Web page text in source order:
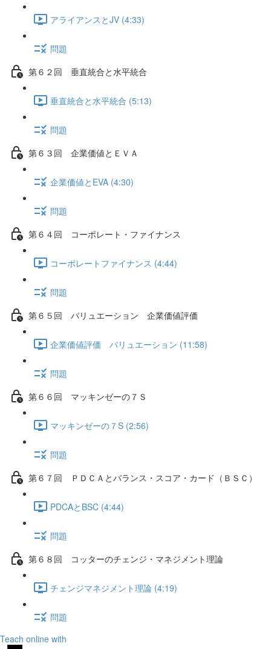
アライアンスとJV (4:33)
問題
第６２回 垂直統合と水平統合
垂直統合と水平統合 (5:13)
問題
第６３回 企業価値とＥＶＡ
企業価値とEVA (4:30)
問題
第６４回 コーポレート・ファイナンス
コーポレートファイナンス (4:44)
問題
第６５回 バリュエーション 企業価値評価
企業価値評価 バリュエーション (11:58)
問題
第６６回 マッキンゼーの７Ｓ
マッキンゼーの７S (2:56)
問題
第６７回 ＰＤＣＡとバランス・スコア・カード（ＢＳＣ）
PDCAとBSC (4:44)
問題
第６８回 コッターのチェンジ・マネジメント理論
チェンジマネジメント理論 (4:19)
問題
Teach online with